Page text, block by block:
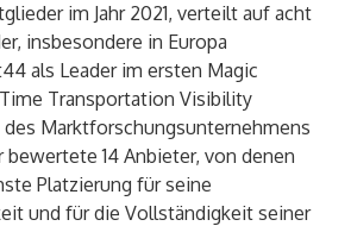
im Jahr 2021, verteilt auf acht
insbesondere in Europa
als Leader im ersten Magic
Transportation Visibility
des Marktforschungsunternehmens
14 Anbieter, von denen
Platzierung für seine
und für die Vollständigkeit seiner